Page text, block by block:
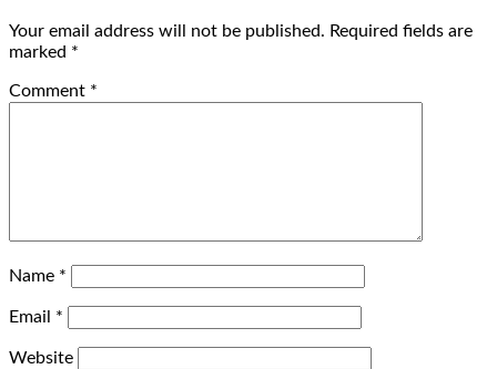
Your email address will not be published. Required fields are
marked *
Comment *
Name *
Email *
Website